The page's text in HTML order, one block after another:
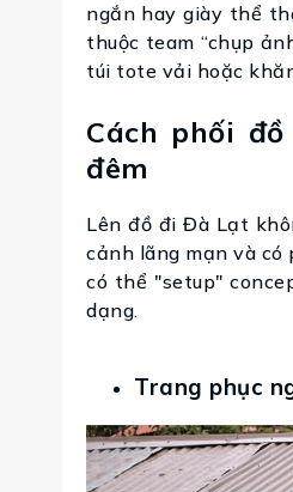
ngắn hay giày thể
thuộc team “chụp
túi tote vải hoặc
Cách phối
đêm
Lên đồ đi Đà Lạt
cảnh lãng mạn và có
có thể "setup"
dạng.
Trang phục